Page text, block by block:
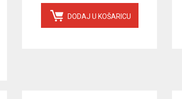
DODAJ U KOŠARICU